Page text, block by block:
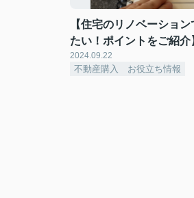
【住宅のリノベーショ
たい！ポイントをご紹介
2024.09.22
不動産購入 お役立ち情報